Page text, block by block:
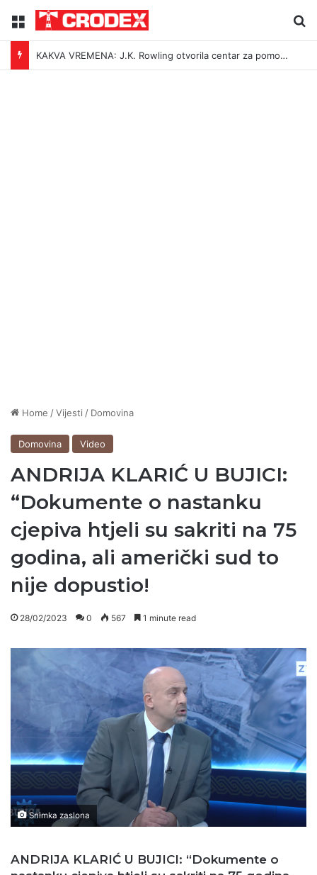
Menu
KAKVA VREMENA: J.K. Rowling otvorila centar za pomoć silovanim ženama, Amnesty ga proglasio “problematičnim”
Home /Vijesti / Domovina
Domovina Video
ANDRIJA KLARIĆ U BUJICI:
“Dokumente o nastanku
cjepiva htjeli su sakriti na 75
godina, ali američki sud to
nije dopustio!
28/02/2023 0 567 1 minute read
Snimka zaslona
ANDRIJA KLARIĆ U BUJICI: “Dokumente o